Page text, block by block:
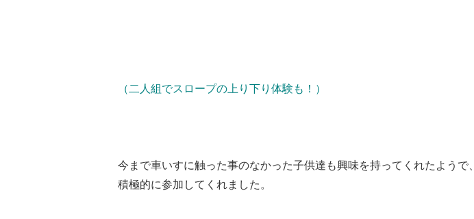
（二人組でスロープの上り下り体験も！）
今まで車いすに触った事のなかった子供達も興味を持ってくれたようで、
積極的に参加してくれました。